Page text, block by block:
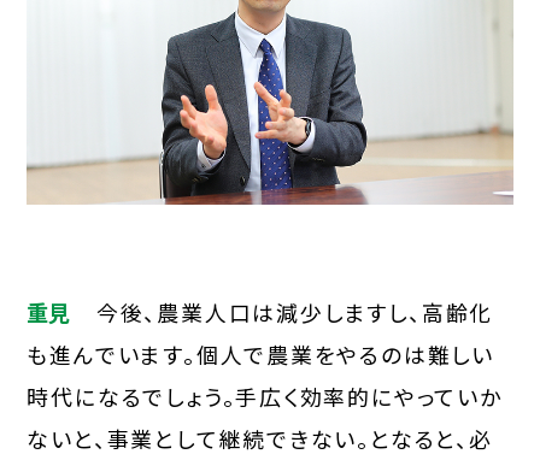
重見
今後、農業人口は減少しますし、高齢化
も進んでいます。個人で農業をやるのは難しい
時代になるでしょう。手広く効率的にやっていか
ないと、事業として継続できない。となると、必